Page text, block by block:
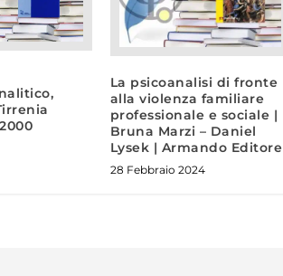
La psicoanalisi di fronte
alla violenza familiare
professionale e sociale |
Bruna Marzi – Daniel
Lysek | Armando Editore
28 Febbraio 2024